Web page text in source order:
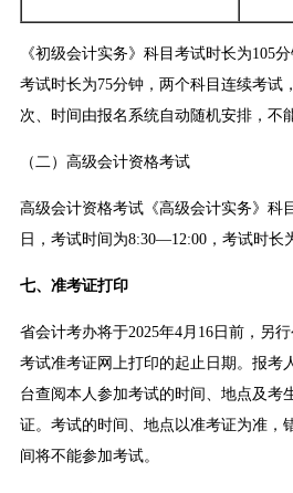
《初级会计实务》科目考试时长为105
考试时长为75分钟，两个科目连续考试
次、时间由报名系统自动随机安排，不
（二）高级会计资格考试
高级会计资格考试《高级会计实务》科
日，考试时间为8:30—12:00，考试时长
七、准考证打印
省会计考办将于2025年4月16日前，另
考试准考证网上打印的起止日期。报考
台查阅本人参加考试的时间、地点及考
证。考试的时间、地点以准考证为准，
间将不能参加考试。